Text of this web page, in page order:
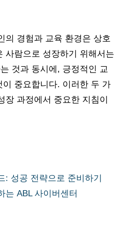
의 경험과 교육 환경은 상호
사람으로 성장하기 위해서는
것과 동시에, 긍정적인 교
중요합니다. 이러한 두 가
장 과정에서 중요한 지침이
: 성공 전략으로 준비하기
는 ABL 사이버센터